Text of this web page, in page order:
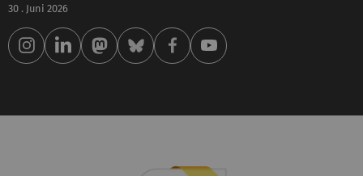
30 . Juni 2026